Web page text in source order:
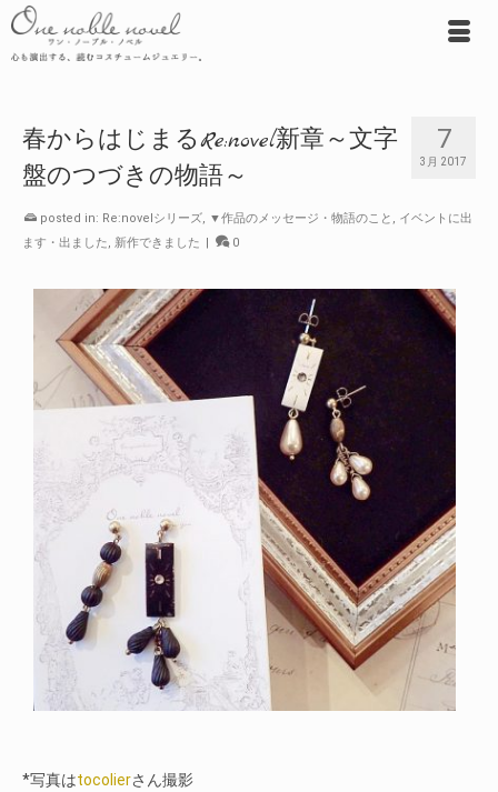
7
3月 2017
春からはじまるRe:novel新章～文字
盤のつづきの物語～
posted in: Re:novelシリーズ, ▼作品のメッセージ・物語のこと , イベントに出
ます・出ました, 新作できました | 0
*写真はtocolierさん撮影